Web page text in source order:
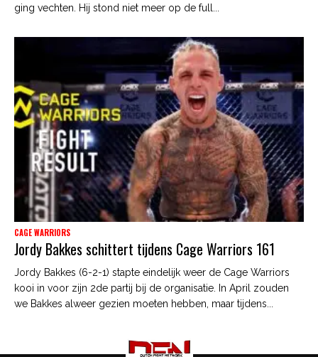
ging vechten. Hij stond niet meer op de full...
CAGE WARRIORS
Jordy Bakkes schittert tijdens Cage Warriors 161
Jordy Bakkes (6-2-1) stapte eindelijk weer de Cage Warriors
kooi in voor zijn 2de partij bij de organisatie. In April zouden
we Bakkes alweer gezien moeten hebben, maar tijdens...